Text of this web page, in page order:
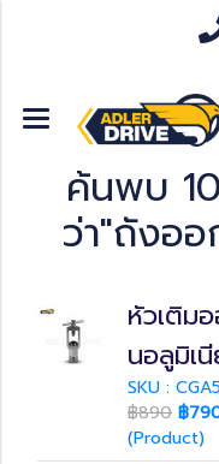
ค้นพบ
ว่า"ถังอ
หัวเติม
นอลูมิเ
SKU :
฿890 ฿
(Product)